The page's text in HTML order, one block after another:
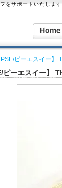
をサポートいたします
ピーエスイー】
ピーエスイー】